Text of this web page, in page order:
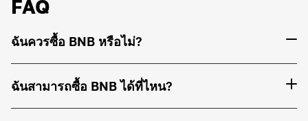
FAQ
ฉันควรซื้อ BNB หรือไม่?
ฉันสามารถซื้อ BNB ได้ที่ไหน?